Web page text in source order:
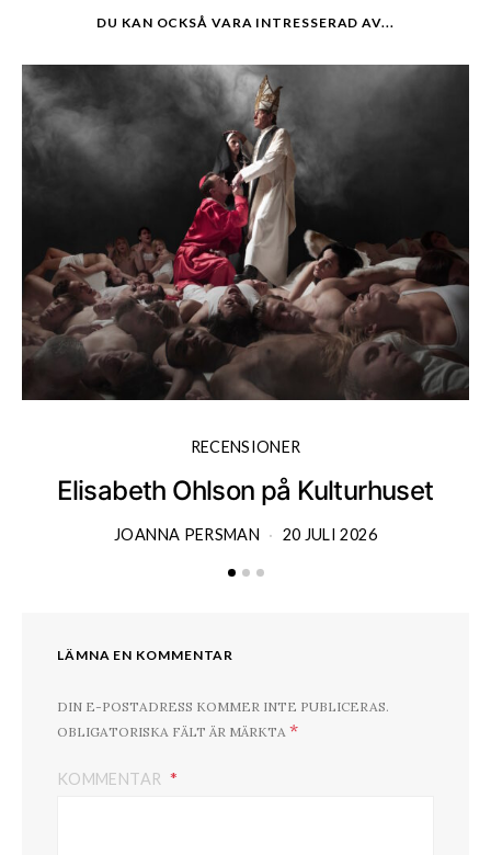
DU KAN OCKSÅ VARA INTRESSERAD AV...
RECENSIONER
Elisabeth Ohlson på Kulturhuset
JOANNA PERSMAN 20 JULI 2026
LÄMNA EN KOMMENTAR
DIN E-POSTADRESS KOMMER INTE PUBLICERAS.
OBLIGATORISKA FÄLT ÄR MÄRKTA *
KOMMENTAR